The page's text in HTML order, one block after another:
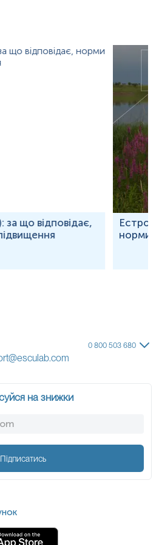
що відповідає,
норми
0 800 503 680
на знижки
Підписатись